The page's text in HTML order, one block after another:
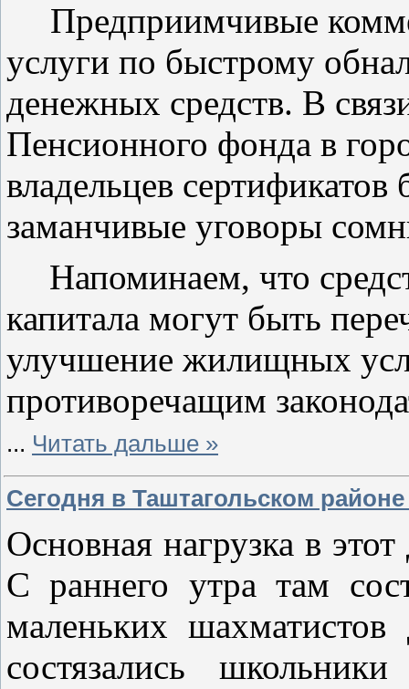
Предприимчивые
услуги по быстрому
денежных средств. В
Пенсионного фонда в
владельцев
заманчивые уговоры
Напоминаем, что
капитала могут быть
улучшение жилищных
противоречащим
... Читать дальше »
Сегодня в Таштагольском
Основная нагрузка в
С раннего утра там
маленьких шахматистов
состязались